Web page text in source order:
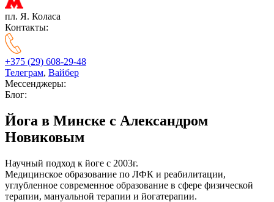
пл. Я. Коласа
Контакты:
+375 (29) 608-29-48
Телеграм, Вайбер
Мессенджеры:
Блог:
Йога в Минске с Александром
Новиковым
Научный подход к йоге с 2003г.
Медицинское образование по ЛФК и реабилитации,
углубленное современное образование в сфере физической
терапии, мануальной терапии и йогатерапии.